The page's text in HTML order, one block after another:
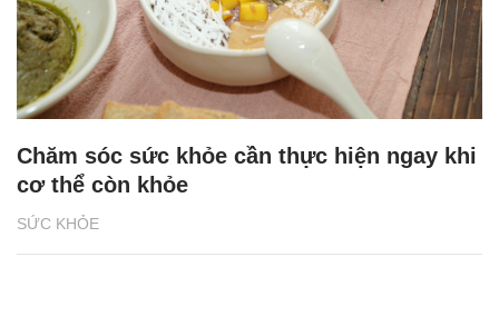
SỨC KHỎE
Chăm sóc sức khỏe cần thực hiện ngay khi
cơ thể còn khỏe